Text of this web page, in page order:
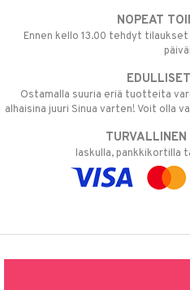
NOPEAT
Ennen kello 13.00 tehdyt
Ostamalla suuria eriä tuotteita
alhaisina juuri Sinua varten! Voit olla
TURVALLINEN
laskulla, pankkikortilla